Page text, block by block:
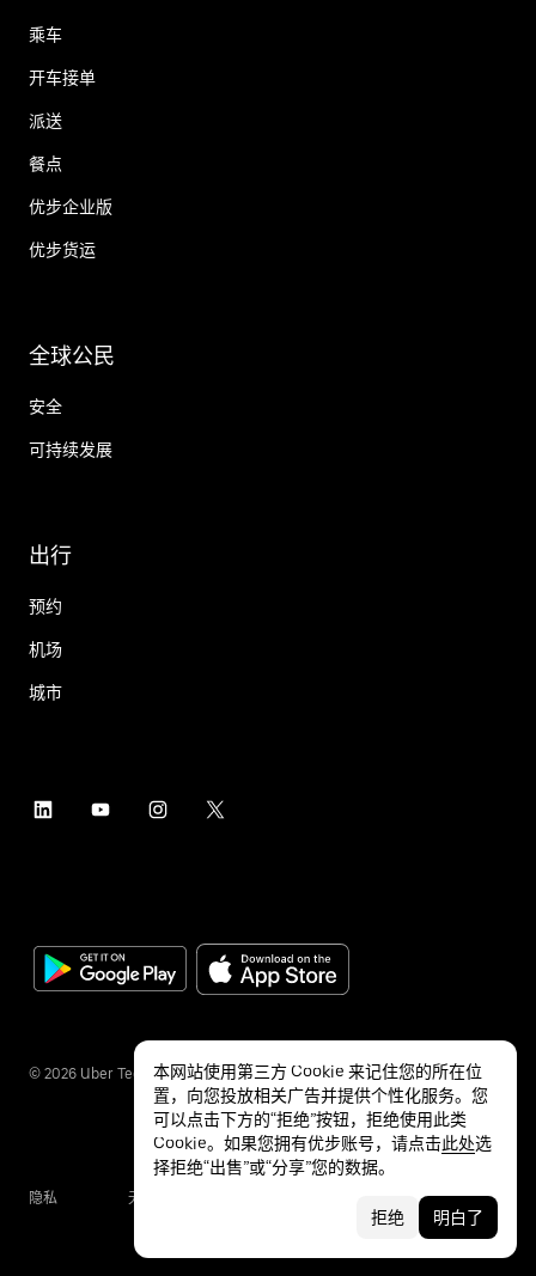
乘车
开车接单
派送
餐点
优步企业版
优步货运
全球公民
安全
可持续发展
出行
预约
机场
城市
© 2026 Uber Technologies Inc.
隐私 无障碍服务
本网站使用第三方 Cookie 来记住您的所在位
置，向您投放相关广告并提供个性化服务。您
可以点击下方的“拒绝”按钮，拒绝使用此类
Cookie。如果您拥有优步账号，请点击此处选
择拒绝“出售”或“分享”您的数据。
拒绝 明白了